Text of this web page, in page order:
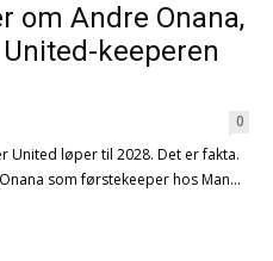
om Andre Onana,
keeperen
0
United løper til 2028. Det er fakta.
som førstekeeper hos Man...